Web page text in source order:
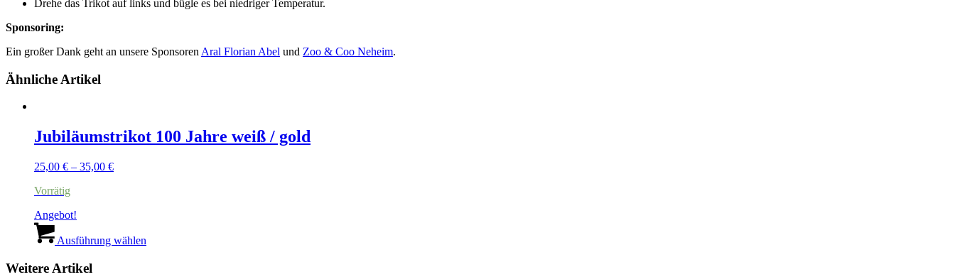
Drehe das Trikot auf links und bügle es bei niedriger Temperatur.
Sponsoring:
Ein großer Dank geht an unsere Sponsoren Aral Florian Abel und Zoo & Coo Neheim.
Ähnliche Artikel
Jubiläumstrikot 100 Jahre weiß / gold
25,00 € – 35,00 €Preisspanne:
Vorrätig
Angebot!
Ausführung wählen
Weitere Artikel